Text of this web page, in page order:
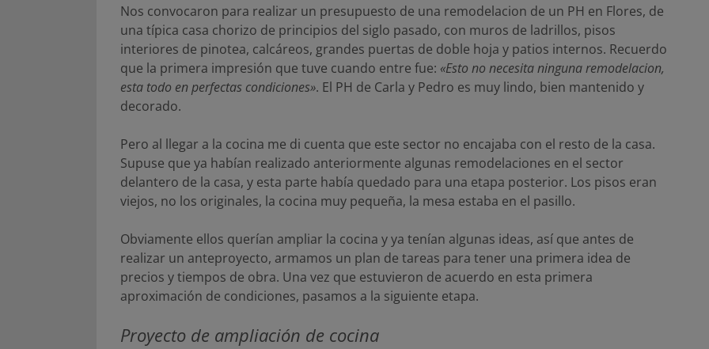
Nos convocaron para realizar un presupuesto de una remodelacion de un PH en Flores, de
una típica casa chorizo de principios del siglo pasado, con muros de ladrillos, pisos
interiores de pinotea, calcáreos, grandes puertas de doble hoja y patios internos. Recuerdo
que la primera impresión que tuve cuando entre fue: «Esto no necesita ninguna remodelacion,
esta todo en perfectas condiciones». El PH de Carla y Pedro es muy lindo, bien mantenido y
decorado.
Pero al llegar a la cocina me di cuenta que este sector no encajaba con el resto de la casa.
Supuse que ya habían realizado anteriormente algunas remodelaciones en el sector
delantero de la casa, y esta parte había quedado para una etapa posterior. Los pisos eran
viejos, no los originales, la cocina muy pequeña, la mesa estaba en el pasillo.
Obviamente ellos querían ampliar la cocina y ya tenían algunas ideas, así que antes de
realizar un anteproyecto, armamos un plan de tareas para tener una primera idea de
precios y tiempos de obra. Una vez que estuvieron de acuerdo en esta primera
aproximación de condiciones, pasamos a la siguiente etapa.
Proyecto de ampliación de cocina